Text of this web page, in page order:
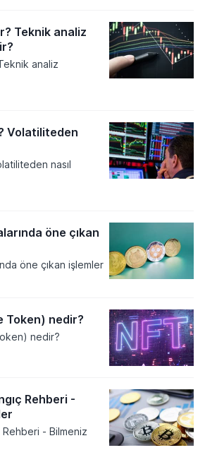
Teknik analiz
analiz
Volatiliteden
nasıl
öne çıkan
öne çıkan işlemler
Token) nedir?
nedir?
Rehberi -
Rehberi - Bilmeniz